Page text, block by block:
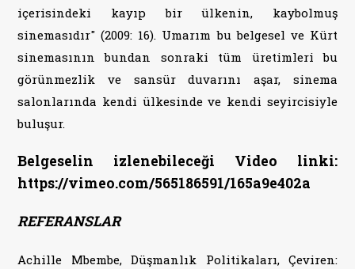
içerisindeki kayıp bir ülkenin, kaybolmuş
sinemasıdır" (2009: 16). Umarım bu belgesel ve Kürt
sinemasının bundan sonraki tüm üretimleri bu
görünmezlik ve sansür duvarını aşar, sinema
salonlarında kendi ülkesinde ve kendi seyircisiyle
buluşur.
Belgeselin izlenebileceği Video linki:
https://vimeo.com/565186591/165a9e402a
REFERANSLAR
Achille Mbembe, Düşmanlık Politikaları, Çeviren: